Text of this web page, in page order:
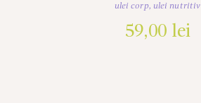
ulei corp, ulei nutritiv
59,00 lei